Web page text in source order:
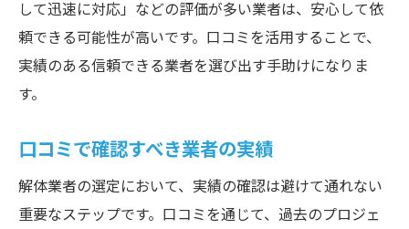
して迅速に対応」などの評価が多い業者は、安心して依
頼できる可能性が高いです。口コミを活用することで、
実績のある信頼できる業者を選び出す手助けになりま
す。
口コミで確認すべき業者の実績
解体業者の選定において、実績の確認は避けて通れない
重要なステップです。口コミを通じて、過去のプロジェ